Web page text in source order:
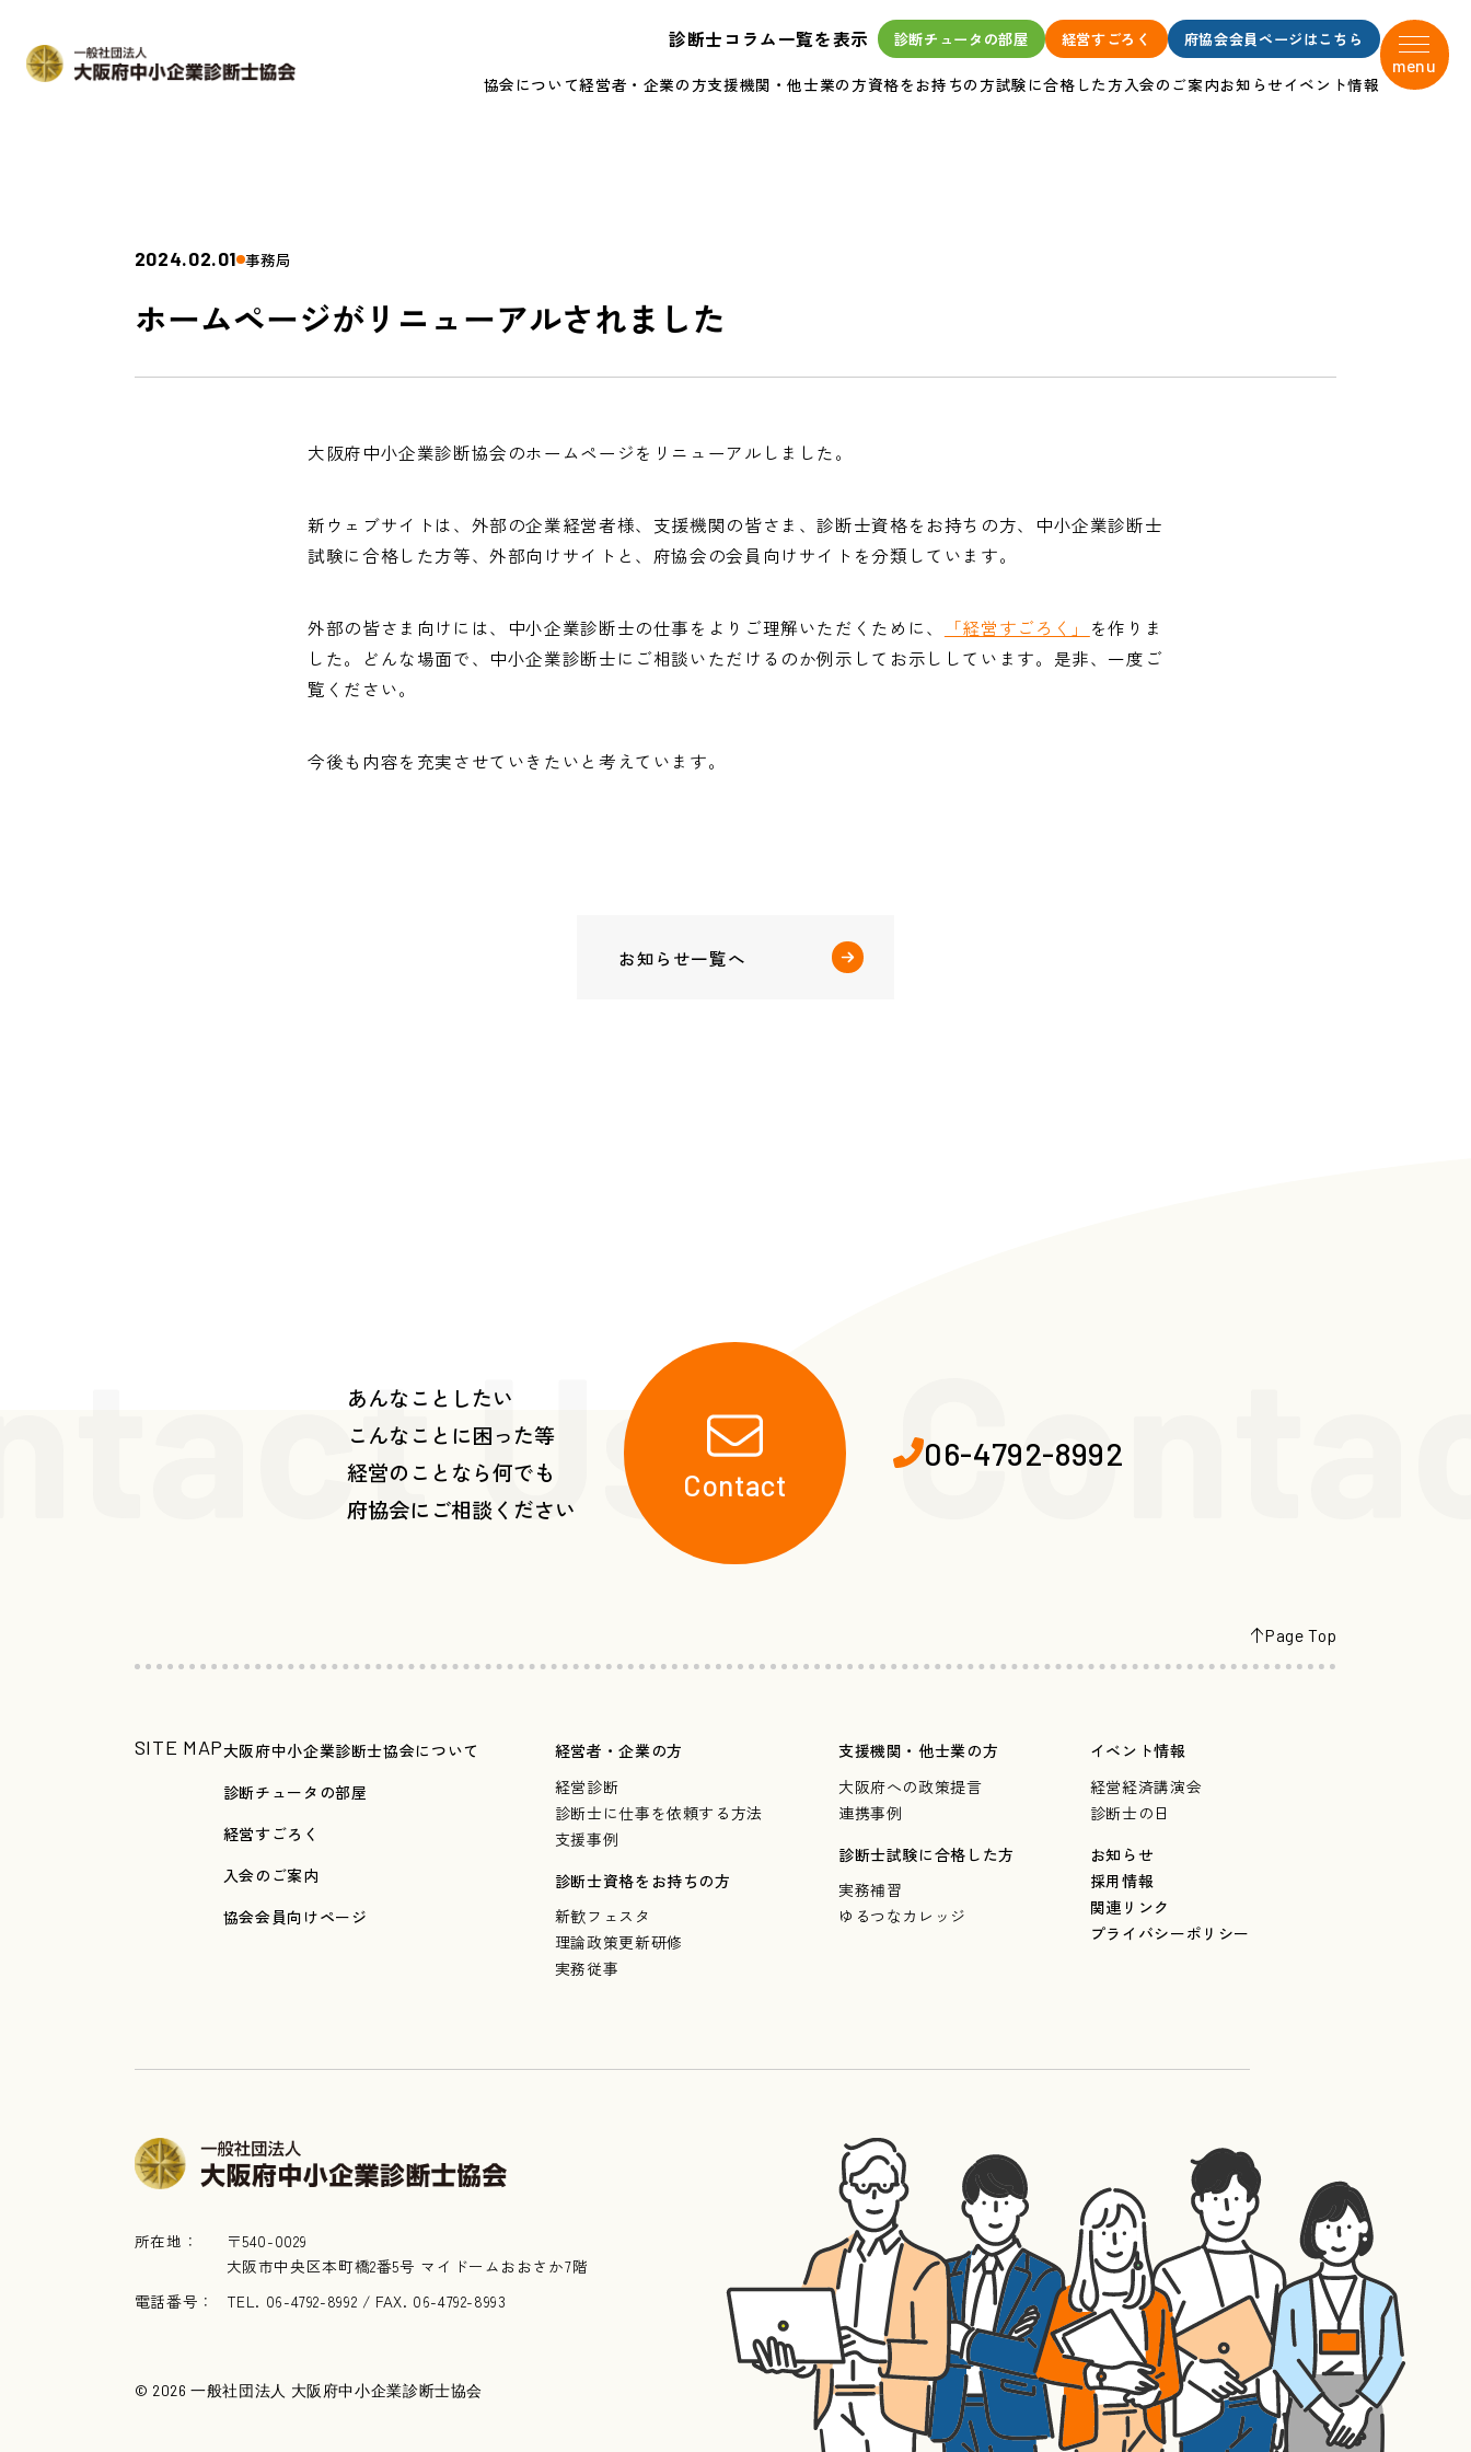
診断士コラム一覧を表示 診断チュータの部屋 経営すごろく 府協会会員ページはこちら
協会について経営者・企業の方支援機関・他士業の方資格をお持ちの方試験に合格した方入会のご案内お知らせイベント情報
menu
2024.02.01 事務局
ホームページがリニューアルされました
大阪府中小企業診断協会のホームページをリニューアルしました。
新ウェブサイトは、外部の企業経営者様、支援機関の皆さま、診断士資格をお持ちの方、中小企業診断士
試験に合格した方等、外部向けサイトと、府協会の会員向けサイトを分類しています。
外部の皆さま向けには、中小企業診断士の仕事をよりご理解いただくために、 「経営すごろく」 を作りま
した。どんな場面で、中小企業診断士にご相談いただけるのか例示してお示ししています。是非、一度ご
覧ください。
今後も内容を充実させていきたいと考えています。
お知らせ一覧へ
Us・
あんなことしたい
こんなことに困った等
経営のことなら何でも
府協会にご相談ください
Contact
06-4792-8992
Page Top
SITE MAP大阪府中小企業診断士協会について
診断チュータの部屋
経営すごろく
入会のご案内
協会会員向けページ
経営者・企業の方
経営診断
診断士に仕事を依頼する方法
支援事例
診断士資格をお持ちの方
新歓フェスタ
理論政策更新研修
実務従事
支援機関・他士業の方
大阪府への政策提言
連携事例
診断士試験に合格した方
実務補習
ゆるつなカレッジ
イベント情報
経営経済講演会
診断士の日
お知らせ
採用情報
関連リンク
プライバシーポリシー
所在地：
〒540-0029
大阪市中央区本町橋2番5号 マイドームおおさか7階
電話番号：
TEL. 06-4792-8992 / FAX. 06-4792-8993
© 2026 一般社団法人 大阪府中小企業診断士協会